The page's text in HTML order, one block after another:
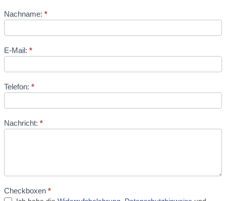
Nachname: *
E-Mail: *
Telefon: *
Nachricht: *
Checkboxen *